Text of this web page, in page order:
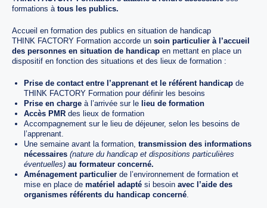
formations à tous les publics.
Accueil en formation des publics en situation de handicap
THINK FACTORY Formation accorde un soin particulier à l’accueil
des personnes en situation de handicap en mettant en place un
dispositif en fonction des situations et des lieux de formation :
Prise de contact entre l’apprenant et le référent handicap de
THINK FACTORY Formation pour définir les besoins
Prise en charge à l’arrivée sur le lieu de formation
Accès PMR des lieux de formation
Accompagnement sur le lieu de déjeuner, selon les besoins de
l’apprenant.
Une semaine avant la formation, transmission des informations
nécessaires (nature du handicap et dispositions particulières
éventuelles) au formateur concerné.
Aménagement particulier de l’environnement de formation et
mise en place de matériel adapté si besoin avec l’aide des
organismes référents du handicap concerné